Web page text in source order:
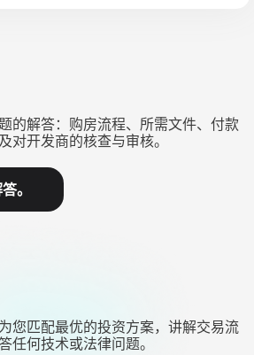
的解答：购房流程、所需文件、付款
对开发商的核查与审核。
。
您匹配最优的投资方案，讲解交易流
任何技术或法律问题。